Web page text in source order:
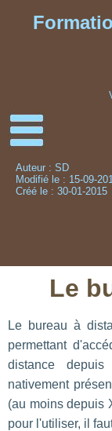
Auteur : SD
Modifié le : 15-09-
Créé le : 30-01-2015
Le
Le bureau à
permettant
distance
nativement
(au moins depuis
pour l'utiliser, il